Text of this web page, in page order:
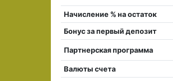
Начисление % на остаток
Бонус за первый депозит
Партнерская программа
Валюты счета